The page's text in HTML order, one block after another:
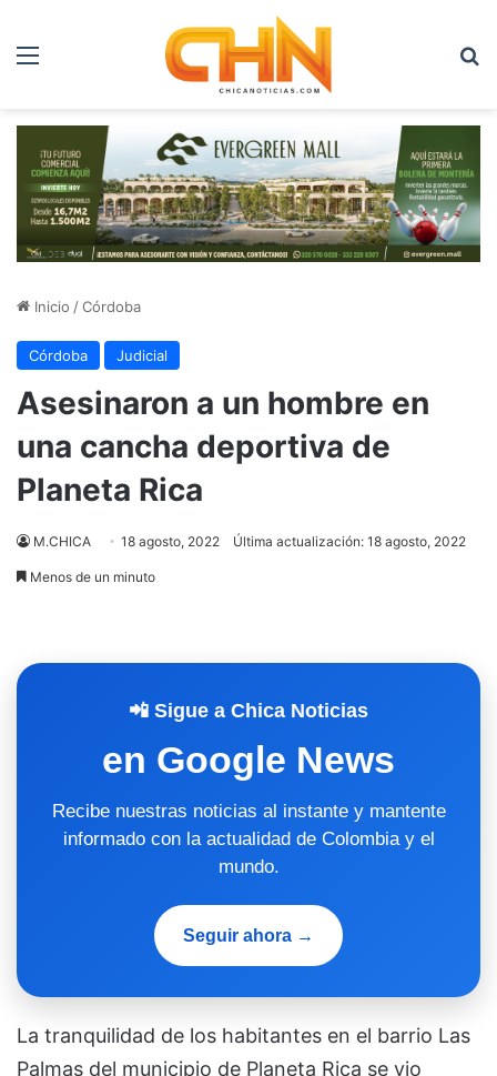
Menú
Inicio /Córdoba
Córdoba Judicial
Asesinaron a un hombre en
una cancha deportiva de
Planeta Rica
M.CHICA 18 agosto, 2022 Última actualización: 18 agosto, 2022
Menos de un minuto
📲 Sigue a Chica Noticias
en Google News
Recibe nuestras noticias al instante y mantente
informado con la actualidad de Colombia y el
mundo.
Seguir ahora →
La tranquilidad de los habitantes en el barrio Las
Palmas del municipio de Planeta Rica se vio